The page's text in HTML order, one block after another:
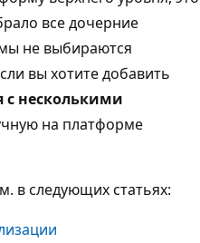
все дочерние
не выбираются
вы хотите добавить
с несколькими
на платформе
в следующих статьях: